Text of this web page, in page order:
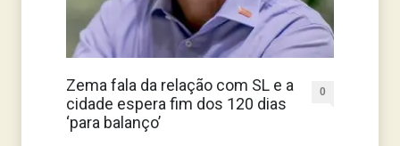
Zema fala da relação com SL e a
cidade espera fim dos 120 dias
‘para balanço’
0